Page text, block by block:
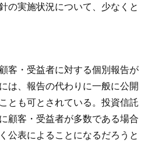
の実施状況について、少なくと
客・受益者に対する個別報告が
は、報告の代わりに一般に公開
とも可とされている。投資信託
顧客・受益者が多数である場合
公表によることになるだろうと